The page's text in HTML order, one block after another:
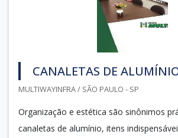
CANALETAS DE
MULTIWAYINFRA / SÃO PAULO - SP
Organização e estética são sinônimos
canaletas de alumínio, itens